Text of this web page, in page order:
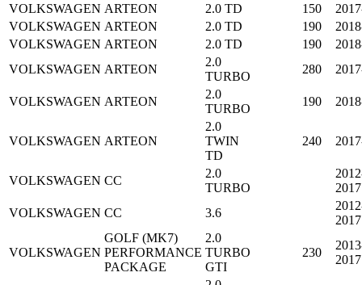
VOLKSWAGEN ARTEON 2.0 TD 150
VOLKSWAGEN ARTEON 2.0 TD 190
VOLKSWAGEN ARTEON 2.0 TD 190
VOLKSWAGEN ARTEON
2.0
TURBO
280
VOLKSWAGEN ARTEON
2.0
TURBO
190
VOLKSWAGEN ARTEON
2.0
TWIN
TD
240
VOLKSWAGEN CC
2.0
TURBO
2017
VOLKSWAGEN CC 3.6
2017
VOLKSWAGEN
GOLF (MK7)
PERFORMANCE
PACKAGE
2.0
TURBO
GTI
230
2017